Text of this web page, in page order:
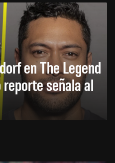
en The Legend
reporte señala al